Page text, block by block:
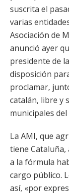
suscrita el
varias
Asociación de
anunció ayer
presidente de
disposición
proclamar,
catalán, libre y
municipales del
La AMI, que
tiene
a la fórmula
cargo público.
así, «por